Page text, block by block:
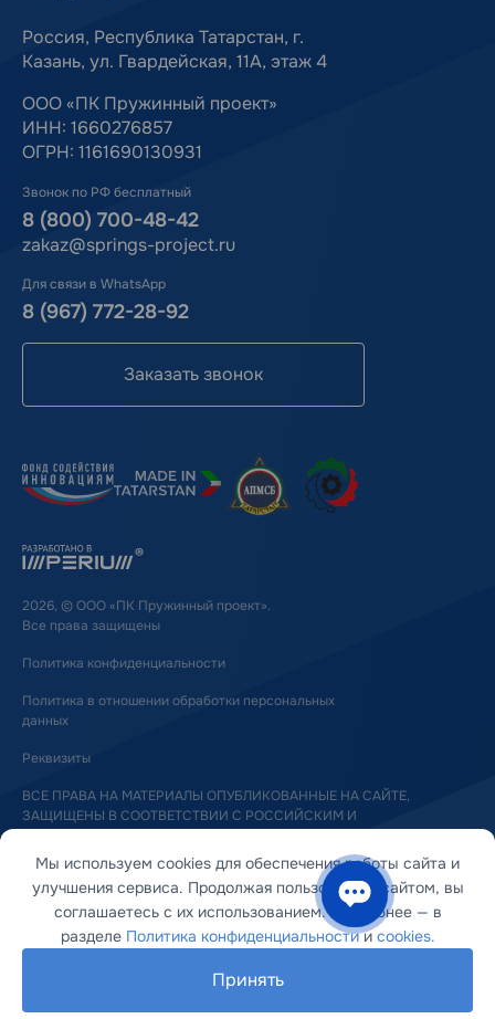
Россия, Республика Татарстан, г.
Казань, ул. Гвардейская, 11А, этаж 4
ООО «ПК Пружинный проект»
ИНН: 1660276857
ОГРН: 1161690130931
Звонок по РФ бесплатный
8 (800) 700-48-42
zakaz@springs-project.ru
Для связи в WhatsApp
8 (967) 772-28-92
Заказать звонок
2026, © ООО «ПК Пружинный проект».
Все права защищены
Политика конфиденциальности
Политика в отношении обработки персональных
данных
Реквизиты
ВСЕ ПРАВА НА МАТЕРИАЛЫ ОПУБЛИКОВАННЫЕ НА САЙТЕ,
ЗАЩИЩЕНЫ В СООТВЕТСТВИИ С РОССИЙСКИМ И
И СМЕЖНЫХ ПРАВАХ
Мы используем cookies для обеспечения работы сайта и
улучшения сервиса. Продолжая пользоваться сайтом, вы
соглашаетесь с их использованием. Подробнее — в
разделе Политика конфиденциальностииcookies.
Принять